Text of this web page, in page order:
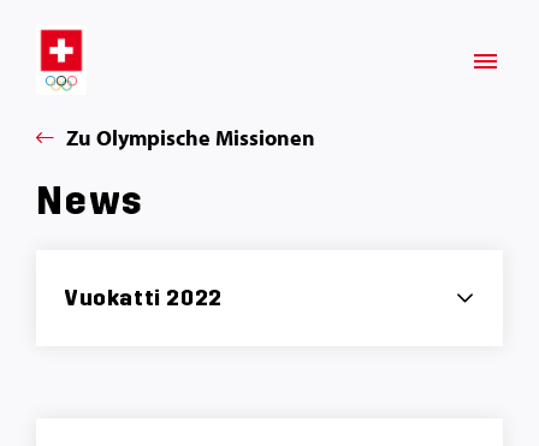
Zu Olympische Missionen
News
Vuokatti 2022